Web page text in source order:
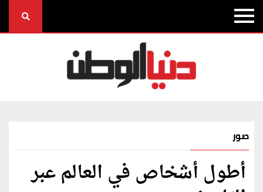
صور
أطول أشخاص في العالم عبر